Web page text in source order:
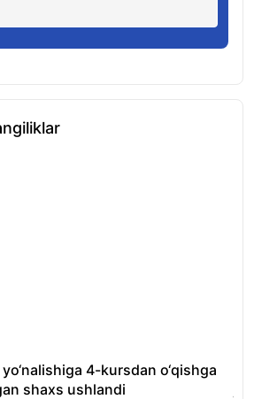
4-kursdan o‘qishga
shaxs ushlandi